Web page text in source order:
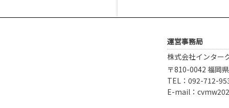
運営事務局
株式会社インター
〒810-0042 福岡
TEL：092-712-
E-mail：